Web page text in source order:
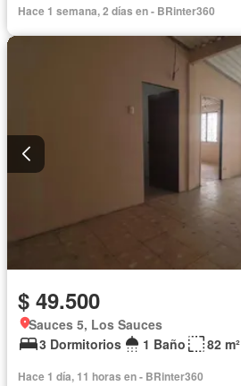
Hace 1 semana, 2 días en - BRinter360
$ 49.500
Sauces 5, Los Sauces
3 Dormitorios
1 Baño 82 m²
Hace 1 día, 11 horas en - BRinter360